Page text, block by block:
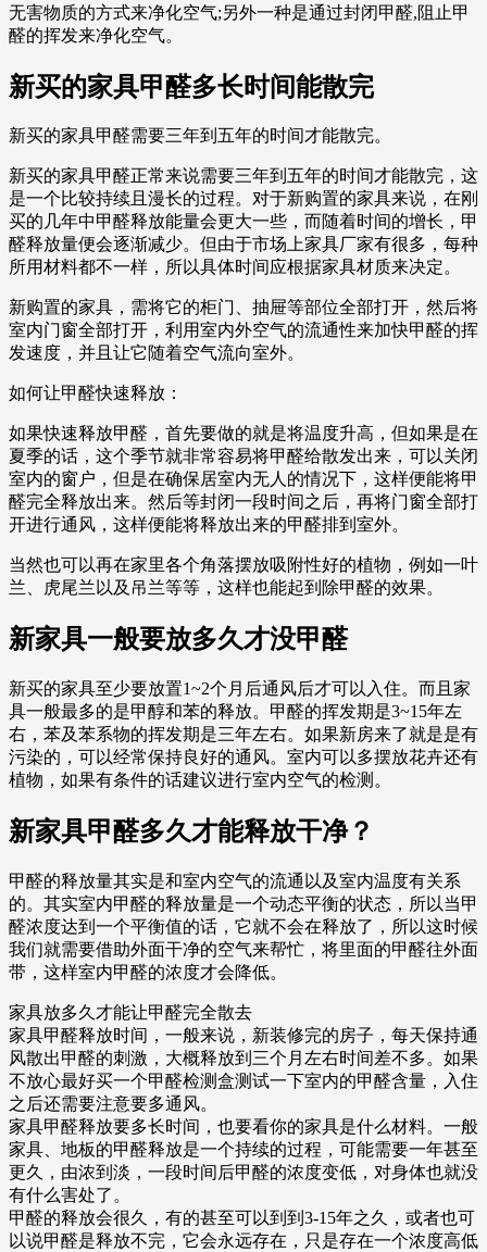
无害物质的方式来净化空气;另外一种是通过封闭甲醛,阻止甲
醛的挥发来净化空气。
新买的家具甲醛多长时间能散完
新买的家具甲醛需要三年到五年的时间才能散完。
新买的家具甲醛正常来说需要三年到五年的时间才能散完，这
是一个比较持续且漫长的过程。对于新购置的家具来说，在刚
买的几年中甲醛释放能量会更大一些，而随着时间的增长，甲
醛释放量便会逐渐减少。但由于市场上家具厂家有很多，每种
所用材料都不一样，所以具体时间应根据家具材质来决定。
新购置的家具，需将它的柜门、抽屉等部位全部打开，然后将
室内门窗全部打开，利用室内外空气的流通性来加快甲醛的挥
发速度，并且让它随着空气流向室外。
如何让甲醛快速释放：
如果快速释放甲醛，首先要做的就是将温度升高，但如果是在
夏季的话，这个季节就非常容易将甲醛给散发出来，可以关闭
室内的窗户，但是在确保居室内无人的情况下，这样便能将甲
醛完全释放出来。然后等封闭一段时间之后，再将门窗全部打
开进行通风，这样便能将释放出来的甲醛排到室外。
当然也可以再在家里各个角落摆放吸附性好的植物，例如一叶
兰、虎尾兰以及吊兰等等，这样也能起到除甲醛的效果。
新家具一般要放多久才没甲醛
新买的家具至少要放置1~2个月后通风后才可以入住。而且家
具一般最多的是甲醇和苯的释放。甲醛的挥发期是3~15年左
右，苯及苯系物的挥发期是三年左右。如果新房来了就是是有
污染的，可以经常保持良好的通风。室内可以多摆放花卉还有
植物，如果有条件的话建议进行室内空气的检测。
新家具甲醛多久才能释放干净？
甲醛的释放量其实是和室内空气的流通以及室内温度有关系
的。其实室内甲醛的释放量是一个动态平衡的状态，所以当甲
醛浓度达到一个平衡值的话，它就不会在释放了，所以这时候
我们就需要借助外面干净的空气来帮忙，将里面的甲醛往外面
带，这样室内甲醛的浓度才会降低。
家具放多久才能让甲醛完全散去
家具甲醛释放时间，一般来说，新装修完的房子，每天保持通
风散出甲醛的刺激，大概释放到三个月左右时间差不多。如果
不放心最好买一个甲醛检测盒测试一下室内的甲醛含量，入住
之后还需要注意要多通风。
家具甲醛释放要多长时间，也要看你的家具是什么材料。一般
家具、地板的甲醛释放是一个持续的过程，可能需要一年甚至
更久，由浓到淡，一段时间后甲醛的浓度变低，对身体也就没
有什么害处了。
甲醛的释放会很久，有的甚至可以到到3-15年之久，或者也可
以说甲醛是释放不完，它会永远存在，只是存在一个浓度高低